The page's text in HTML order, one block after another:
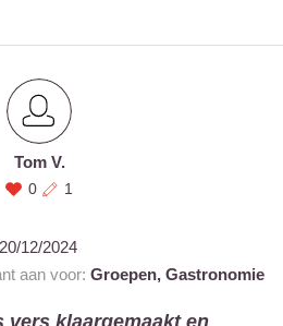
Tom V.
0 1
20/12/2024
aan voor: Groepen, Gastronomie
vers klaargemaakt en